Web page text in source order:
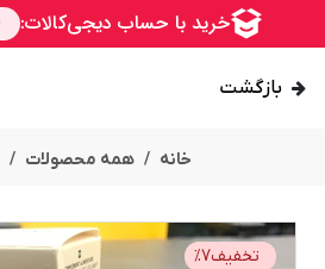
بازگشت
خانه همه محصولات
تخفیف %7